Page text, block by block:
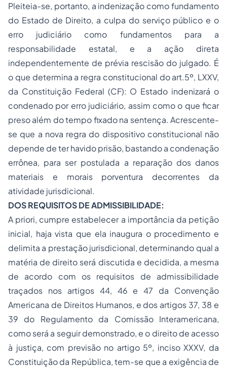
Pleiteia-se, portanto, a indenização como fundamento
do Estado de Direito, a culpa do serviço público e o
erro judiciário como fundamentos para a
responsabilidade estatal, e a ação direta
independentemente de prévia rescisão do julgado. É
o que determina a regra constitucional do art.5º, LXXV,
da Constituição Federal (CF): O Estado indenizará o
condenado por erro judiciário, assim como o que ficar
preso além do tempo fixado na sentença. Acrescente-
se que a nova regra do dispositivo constitucional não
depende de ter havido prisão, bastando a condenação
errônea, para ser postulada a reparação dos danos
materiais e morais porventura decorrentes da
atividade jurisdicional.
DOS REQUISITOS DE ADMISSIBILIDADE:
A priori, cumpre estabelecer a importância da petição
inicial, haja vista que ela inaugura o procedimento e
delimita a prestação jurisdicional, determinando qual a
matéria de direito será discutida e decidida, a mesma
de acordo com os requisitos de admissibilidade
traçados nos artigos 44, 46 e 47 da Convenção
Americana de Direitos Humanos, e dos artigos 37, 38 e
39 do Regulamento da Comissão Interamericana,
como será a seguir demonstrado, e o direito de acesso
à justiça, com previsão no artigo 5º, inciso XXXV, da
Constituição da República, tem-se que a exigência de